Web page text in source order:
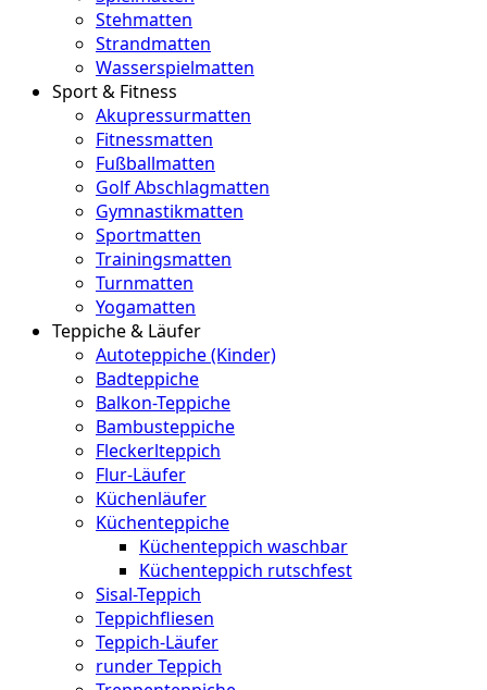
Stehmatten
Strandmatten
Wasserspielmatten
Sport & Fitness
Akupressurmatten
Fitnessmatten
Fußballmatten
Golf Abschlagmatten
Gymnastikmatten
Sportmatten
Trainingsmatten
Turnmatten
Yogamatten
Teppiche & Läufer
Autoteppiche (Kinder)
Badteppiche
Balkon-Teppiche
Bambusteppiche
Fleckerlteppich
Flur-Läufer
Küchenläufer
Küchenteppiche
Küchenteppich waschbar
Küchenteppich rutschfest
Sisal-Teppich
Teppichfliesen
Teppich-Läufer
runder Teppich